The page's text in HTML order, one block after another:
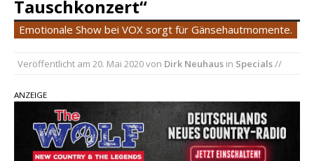
pez veröffentlicht neue Single „Late Night
Talks“ – eine Hymne auf unvergessliche
Fokus
Ben Gallaher kehrt zu seinen Wurzeln zurück –
„Taylor Gold“ zeigt die Kraft der Akustik
Tauschkonzert“
Emotionale Show bei VOX sorgt für Gänsehautmomente.
Veröffentlicht am 20. Mai 2020von Dirk Neuhaus in Specials//
ANZEIGE